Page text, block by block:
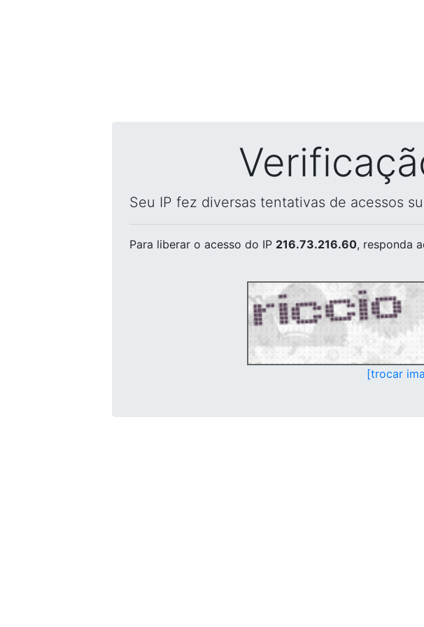
Seu IP fez diversas tentativas de acessos
Para liberar o acesso do IP 216.73.216.60, responda
[trocar